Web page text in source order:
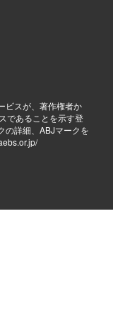
ビスが、著作権者か
であることを示す登
の詳細、ABJマークを